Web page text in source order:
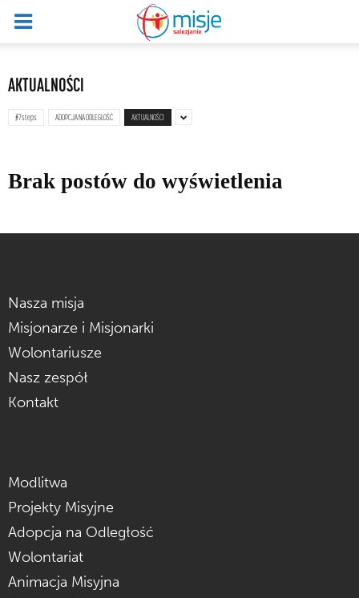
AKTUALNOŚCI
#7steps ADOPCJA NA ODLEGŁOŚĆ AKTUALNOŚCI
Brak postów do wyświetlenia
Nasza misja
Misjonarze i Misjonarki
Wolontariusze
Nasz zespół
Kontakt
Modlitwa
Projekty Misyjne
Adopcja na Odległość
Wolontariat
Animacja Misyjna